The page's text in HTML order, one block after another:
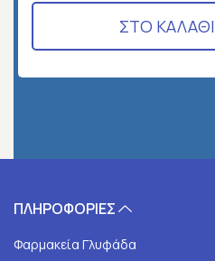
ΣΤΟ ΚΑΛΑΘΙ
ΠΛΗΡΟΦΟΡΙΕΣ
Φαρμακεία Γλυφάδα